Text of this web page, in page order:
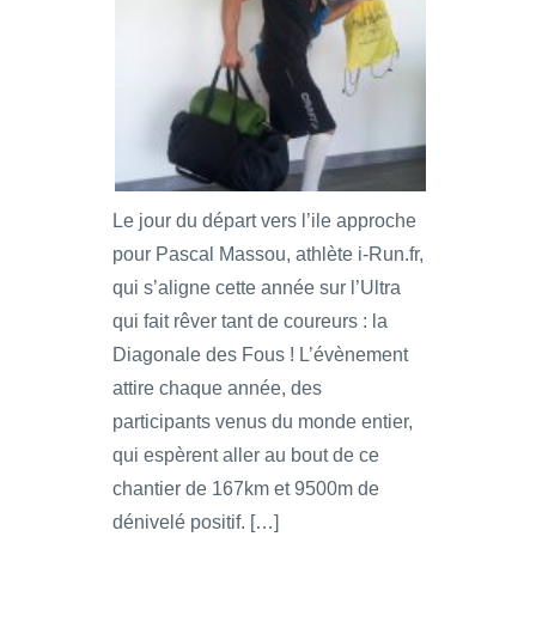
Le jour du départ vers l’ile approche
pour Pascal Massou, athlète i-Run.fr,
qui s’aligne cette année sur l’Ultra
qui fait rêver tant de coureurs : la
Diagonale des Fous ! L’évènement
attire chaque année, des
participants venus du monde entier,
qui espèrent aller au bout de ce
chantier de 167km et 9500m de
dénivelé positif. […]